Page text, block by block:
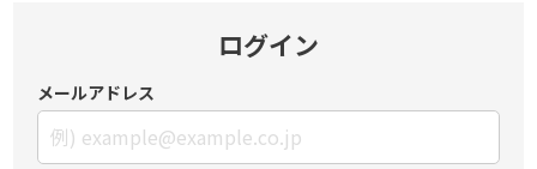
ログイン
メールアドレス